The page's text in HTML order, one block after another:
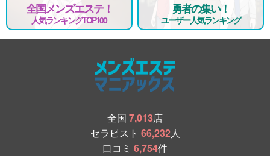
全国メンズエステ！
人気ランキングTOP100
勇者の集い！
ユーザー人気ランキング
全国 7,013店
セラピスト 66,232人
口コミ 6,754件